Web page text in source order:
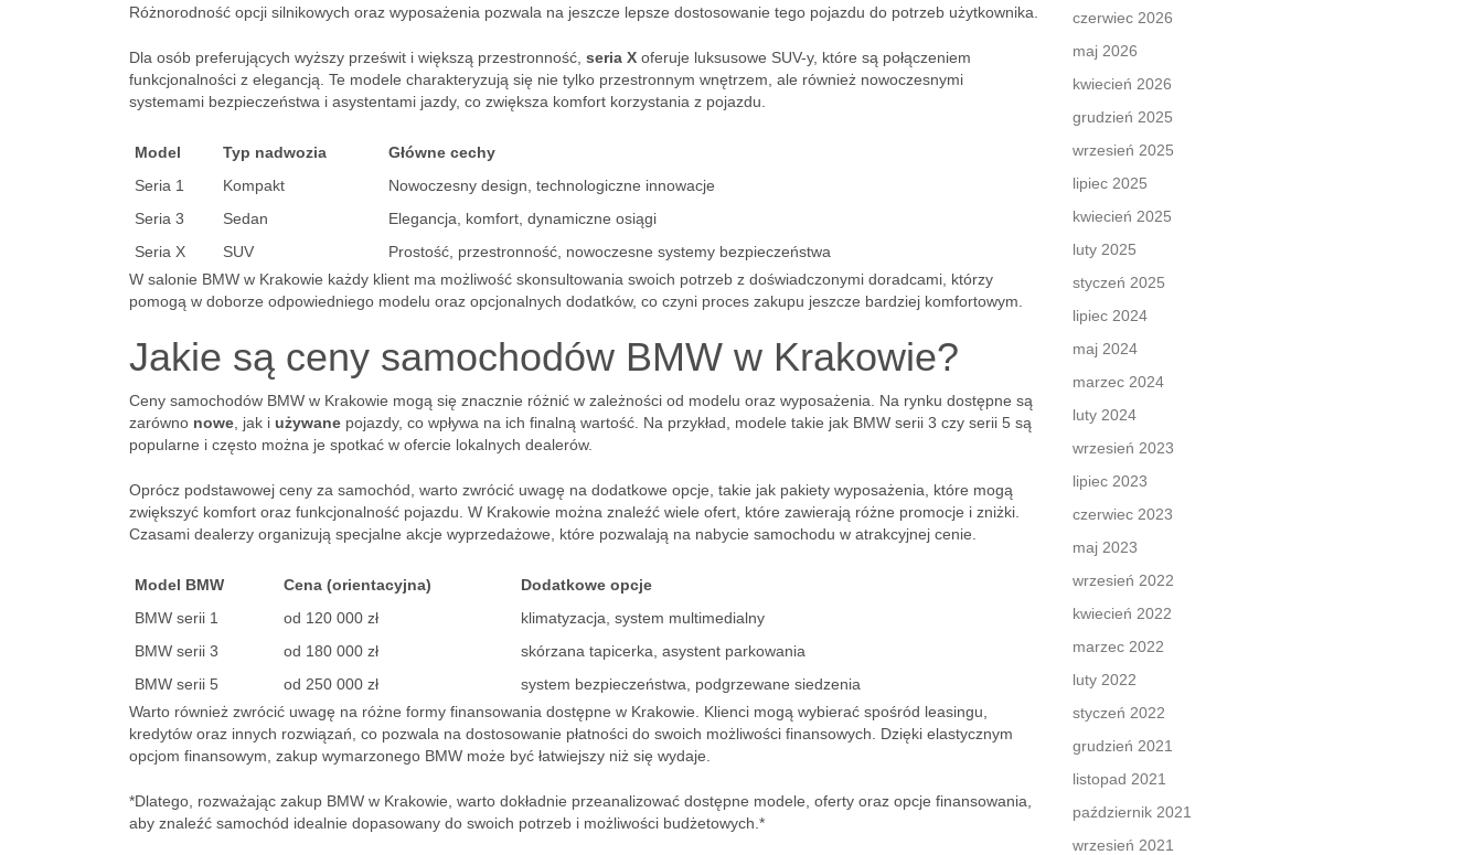
Różnorodność opcji silnikowych oraz wyposażenia pozwala na jeszcze lepsze dostosowanie tego pojazdu do potrzeb użytkownika.
Dla osób preferujących wyższy prześwit i większą przestronność, seria X oferuje luksusowe SUV-y, które są połączeniem
funkcjonalności z elegancją. Te modele charakteryzują się nie tylko przestronnym wnętrzem, ale również nowoczesnymi
systemami bezpieczeństwa i asystentami jazdy, co zwiększa komfort korzystania z pojazdu.
Model Typ nadwozia
Główne cechy
Seria 1
Kompakt
Nowoczesny design, technologiczne innowacje
Seria 3
Sedan
Elegancja, komfort, dynamiczne osiągi
Seria X
SUV
Prostość, przestronność, nowoczesne systemy bezpieczeństwa
W salonie BMW w Krakowie każdy klient ma możliwość skonsultowania swoich potrzeb z doświadczonymi doradcami, którzy
pomogą w doborze odpowiedniego modelu oraz opcjonalnych dodatków, co czyni proces zakupu jeszcze bardziej komfortowym.
Jakie są ceny samochodów BMW w Krakowie?
Ceny samochodów BMW w Krakowie mogą się znacznie różnić w zależności od modelu oraz wyposażenia. Na rynku dostępne są
zarówno nowe , jak i używane pojazdy, co wpływa na ich finalną wartość. Na przykład, modele takie jak BMW serii 3 czy serii 5 są
popularne i często można je spotkać w ofercie lokalnych dealerów.
Oprócz podstawowej ceny za samochód, warto zwrócić uwagę na dodatkowe opcje, takie jak pakiety wyposażenia, które mogą
zwiększyć komfort oraz funkcjonalność pojazdu. W Krakowie można znaleźć wiele ofert, które zawierają różne promocje i zniżki.
Czasami dealerzy organizują specjalne akcje wyprzedażowe, które pozwalają na nabycie samochodu w atrakcyjnej cenie.
Model BMW Cena (orientacyjna)
Dodatkowe opcje
BMW serii 1
od 120 000 zł
klimatyzacja, system multimedialny
BMW serii 3
od 180 000 zł
skórzana tapicerka, asystent parkowania
BMW serii 5
od 250 000 zł
system bezpieczeństwa, podgrzewane siedzenia
Warto również zwrócić uwagę na różne formy finansowania dostępne w Krakowie. Klienci mogą wybierać spośród leasingu,
kredytów oraz innych rozwiązań, co pozwala na dostosowanie płatności do swoich możliwości finansowych. Dzięki elastycznym
opcjom finansowym, zakup wymarzonego BMW może być łatwiejszy niż się wydaje.
*Dlatego, rozważając zakup BMW w Krakowie, warto dokładnie przeanalizować dostępne modele, oferty oraz opcje finansowania,
aby znaleźć samochód idealnie dopasowany do swoich potrzeb i możliwości budżetowych.*
czerwiec 2026
maj 2026
kwiecień 2026
grudzień 2025
wrzesień 2025
lipiec 2025
kwiecień 2025
luty 2025
styczeń 2025
lipiec 2024
maj 2024
marzec 2024
luty 2024
wrzesień 2023
lipiec 2023
czerwiec 2023
maj 2023
wrzesień 2022
kwiecień 2022
marzec 2022
luty 2022
styczeń 2022
grudzień 2021
listopad 2021
październik 2021
wrzesień 2021